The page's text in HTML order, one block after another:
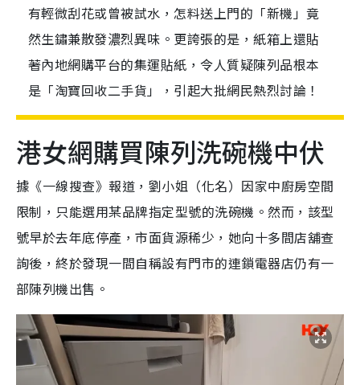
有輕微刮花或曾被試水，怎料送上門的「新機」竟
然生鏽兼散發濃烈異味。更誇張的是，紙箱上還貼
著內地網購平台的集運貼紙，令人質疑陳列品根本
是「淘寶回收二手貨」，引起大批網民熱烈討論！
港女網購買陳列洗碗機中伏
據《一線搜查》報道，劉小姐（化名）因家中廚房空間
限制，只能選用某品牌指定型號的洗碗機。然而，該型
號早於去年底停產，市面貨源稀少，她向十多間店舖查
詢後，終於發現一間自稱設有門市的連鎖電器店仍有一
部陳列機出售。